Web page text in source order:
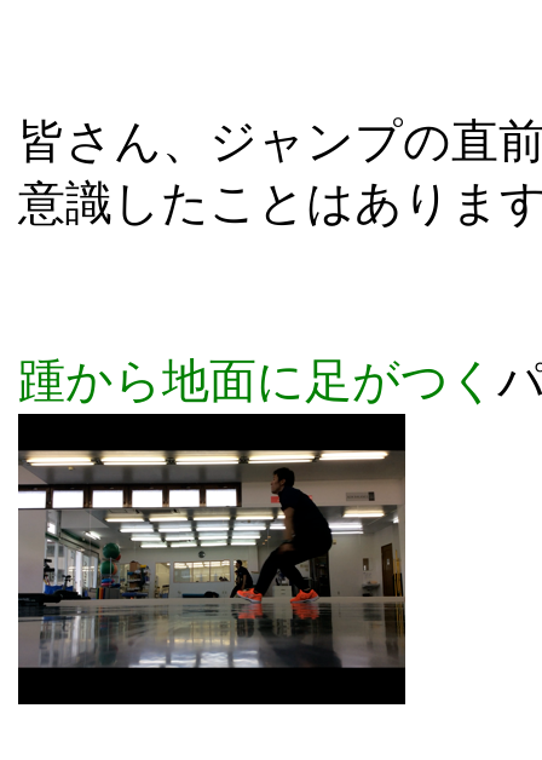
皆さん、ジャンプの直
意識したことはありま
踵から地面に足がつく